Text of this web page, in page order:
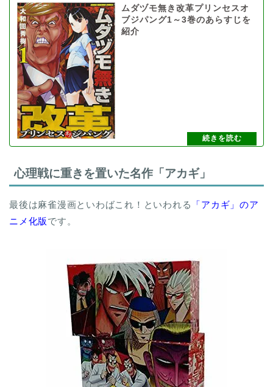
ムダヅモ無き改革プリンセスオ
ブジパング1～3巻のあらすじを
紹介
心理戦に重きを置いた名作「アカギ」
最後は麻雀漫画といわばこれ！といわれる
「アカギ」のア
ニメ化版です。